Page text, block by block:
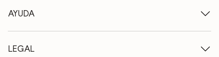
Mesas extensibles
Sillas de madera
Cómodas de madera
AYUDA
Quiénes somos
Condiciones de entrega
LEGAL